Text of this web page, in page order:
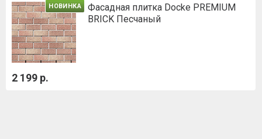
НОВИНКА
Фасадная плитка Docke PREMIUM
BRICK Песчаный
2 199 р.